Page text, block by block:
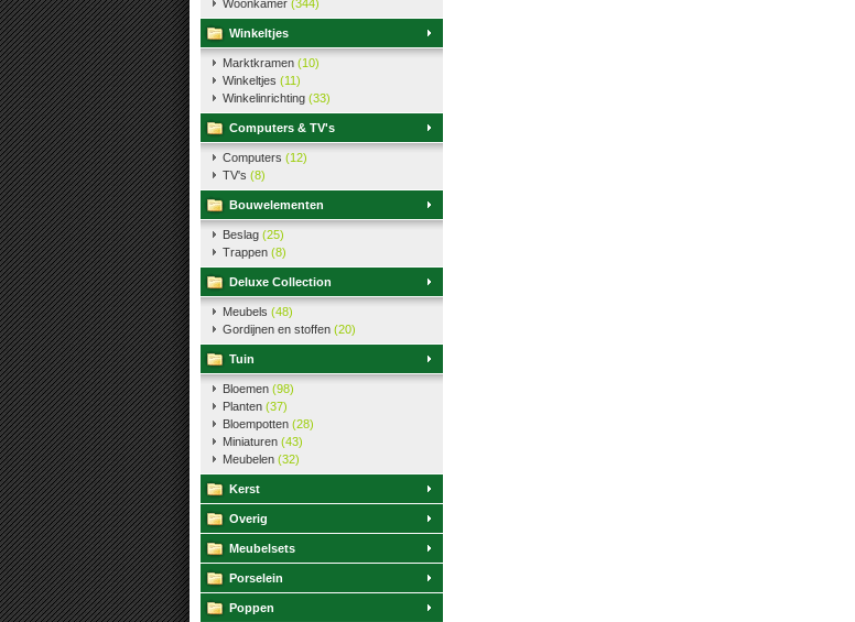
Woonkamer (344)
Winkeltjes
Marktkramen (10)
Winkeltjes (11)
Winkelinrichting (33)
Computers & TV's
Computers (12)
TV's (8)
Bouwelementen
Beslag (25)
Trappen (8)
Deluxe Collection
Meubels (48)
Gordijnen en stoffen (20)
Tuin
Bloemen (98)
Planten (37)
Bloempotten (28)
Miniaturen (43)
Meubelen (32)
Kerst
Overig
Meubelsets
Porselein
Poppen